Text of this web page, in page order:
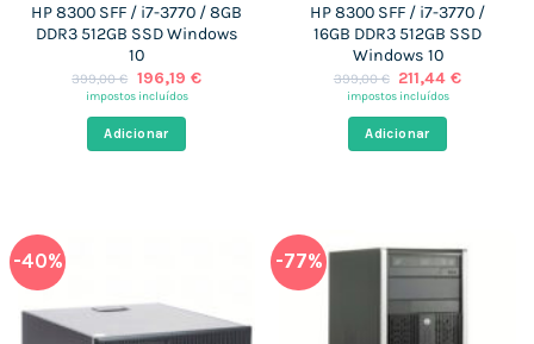
HP 8300 SFF / i7-3770 / 8GB
DDR3 512GB SSD Windows
10
399,00€ O
preço
era:
399,00 €.
196,19 €O
impostos incluídos
Adicionar
HP 8300 SFF / i7-3770 /
16GB DDR3 512GB SSD
Windows 10
399,00€ O
preço
era:
399,00 €.
211,44€O
impostos incluídos
Adicionar
-40% -77%